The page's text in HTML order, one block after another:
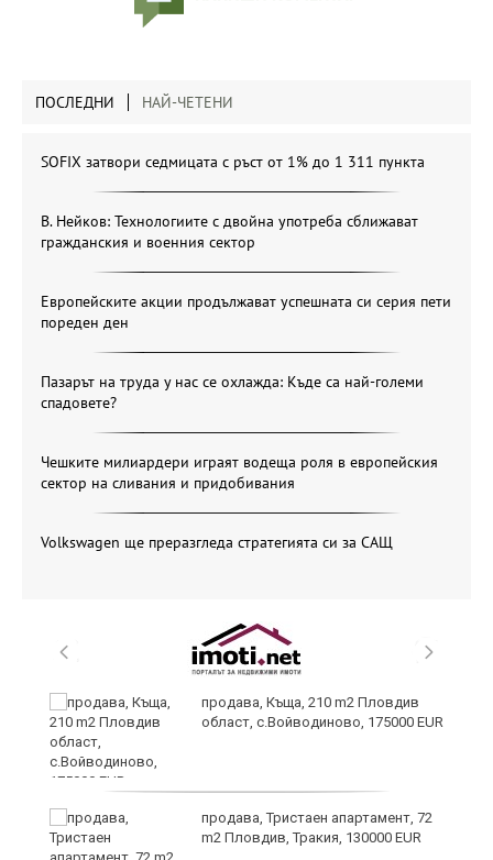
ПОСЛЕДНИ НАЙ-ЧЕТЕНИ
SOFIX затвори седмицата с ръст от 1% до 1 311 пункта
В. Нейков: Технологиите с двойна употреба сближават
гражданския и военния сектор
Европейските акции продължават успешната си серия пети
пореден ден
Пазарът на труда у нас се охлажда: Къде са най-големи
спадовете?
Чешките милиардери играят водеща роля в европейския
сектор на сливания и придобивания
Volkswagen ще преразгледа стратегията си за САЩ
продава, Къща, 210 m2 Пловдив
област, с.Войводиново, 175000 EUR
продава, Тристаен апартамент, 72
m2 Пловдив, Тракия, 130000 EUR